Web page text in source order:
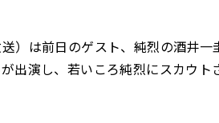
）は前日のゲスト、純烈の酒井一
出演し、若いころ純烈にスカウト